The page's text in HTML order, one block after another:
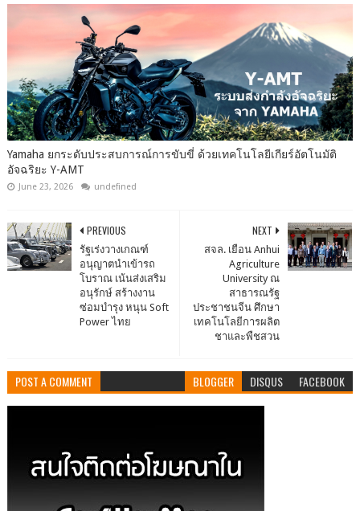
Yamaha ยกระดับประสบการณ์การขับขี่ ด้วยเทคโนโลยีเกียร์อัตโนมัติ
อัจฉริยะ Y-AMT
June 23, 2026 undefined
NEXT
สจล. เยือน Anhui
Agriculture
University ณ
สาธารณรัฐ
ประชาชนจีน ศึกษา
เทคโนโลยีการผลิต
ชาและพืชสวน
PREVIOUS
รัฐเร่งวางเกณฑ์
อนุญาตนำเข้ารถ
โบราณ เน้นส่งเสริม
อนุรักษ์ สร้างงาน
ซ่อมบำรุง หนุน Soft
Power ไทย
POST A COMMENT BLOGGER DISQUS FACEBOOK